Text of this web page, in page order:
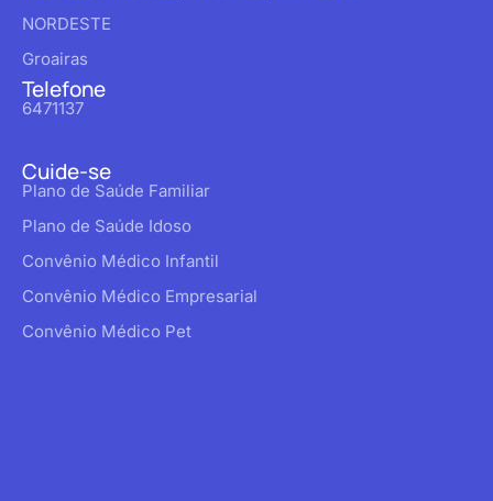
NORDESTE
Groairas
Telefone
6471137
Cuide-se
Plano de Saúde Familiar
Plano de Saúde Idoso
Convênio Médico Infantil
Convênio Médico Empresarial
Convênio Médico Pet